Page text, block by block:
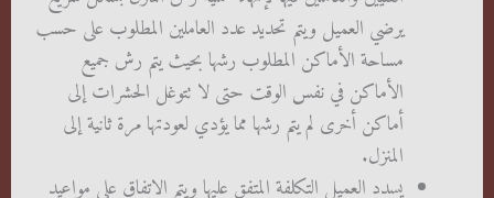
يرضي العميل ويتم تحديد عدد العاملين المطلوب على حسب
مساحة الأماكن المطلوب رشها بحيث يتم رش جميع
الأماكن في نفس الوقت حتى لا تتوغل الحشرات إلى
أماكن أخرى لم يتم رشها مما يؤدي لعودتها مرة ثانية إلى
المنزل.
يسدد العميل التكلفة المتفق عليها ويتم الاتفاق على مواعيد